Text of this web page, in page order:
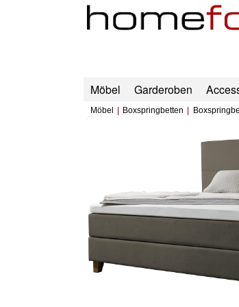
Möbel Garderoben
Möbel Boxspringbetten